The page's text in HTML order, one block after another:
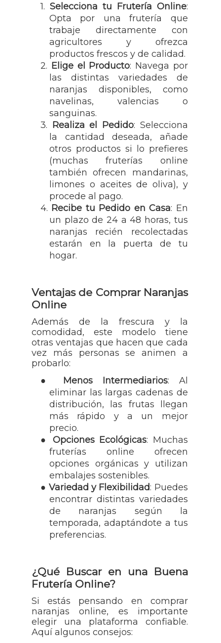
1. Selecciona tu Frutería Online:
Opta por una frutería que
trabaje directamente con
agricultores y ofrezca
productos frescos y de calidad.
2. Elige el Producto: Navega por
las distintas variedades de
naranjas disponibles, como
navelinas, valencias o
sanguinas.
3. Realiza el Pedido: Selecciona
la cantidad deseada, añade
otros productos si lo prefieres
(muchas fruterías online
también ofrecen mandarinas,
limones o aceites de oliva), y
procede al pago.
4. Recibe tu Pedido en Casa: En
un plazo de 24 a 48 horas, tus
naranjas recién recolectadas
estarán en la puerta de tu
hogar.
Ventajas de Comprar Naranjas
Online
Además de la frescura y la
comodidad, este modelo tiene
otras ventajas que hacen que cada
vez más personas se animen a
probarlo:
● Menos Intermediarios: Al
eliminar las largas cadenas de
distribución, las frutas llegan
más rápido y a un mejor
precio.
● Opciones Ecológicas: Muchas
fruterías online ofrecen
opciones orgánicas y utilizan
embalajes sostenibles.
● Variedad y Flexibilidad: Puedes
encontrar distintas variedades
de naranjas según la
temporada, adaptándote a tus
preferencias.
¿Qué Buscar en una Buena
Frutería Online?
Si estás pensando en comprar
naranjas online, es importante
elegir una plataforma confiable.
Aquí algunos consejos: